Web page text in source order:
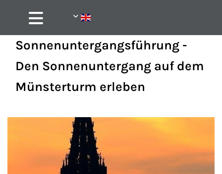
Sonnenuntergangsführung -
Den Sonnenuntergang auf dem
Münsterturm erleben